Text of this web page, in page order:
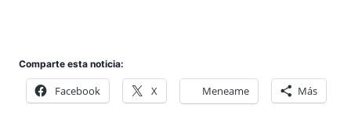
Comparte esta noticia:
Facebook X Meneame Más